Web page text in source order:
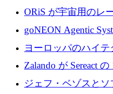
ーロを確保
ORiS が宇宙用のレ
フラの構築に 500
goNEON Agentic
ンフラ計画を加速す
ヨーロッパのハイ
ーロを超える 60 以
Zalando が Sereact
ーズ B に参加し、
ジェフ・ベゾスと